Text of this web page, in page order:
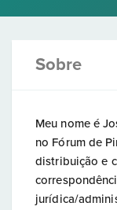
Sobre
Meu nome é
no Fórum de
distribuição e
jurídica/